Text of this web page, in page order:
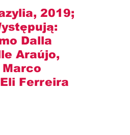
2019;
Dalla
Araújo,
Marco
Ferreira